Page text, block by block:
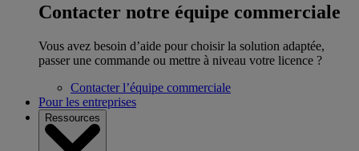
Contacter notre équipe commerciale
Vous avez besoin d’aide pour choisir la solution adaptée,
passer une commande ou mettre à niveau votre licence ?
Contacter l’équipe commerciale
Pour les entreprises
Ressources